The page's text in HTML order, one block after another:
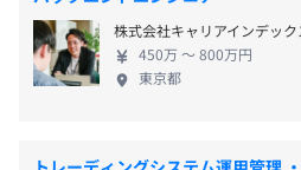
《年間休日125日》
・完全週休2日制（土日）
・年末年始休暇
りひとりの努力成果を評価基
た、平均残業時間は月20h以下
退社の方もいるので、ワーク
ている職場です。 必要に応
株式会社キャリアインデック
450万 〜 800万円
東京都